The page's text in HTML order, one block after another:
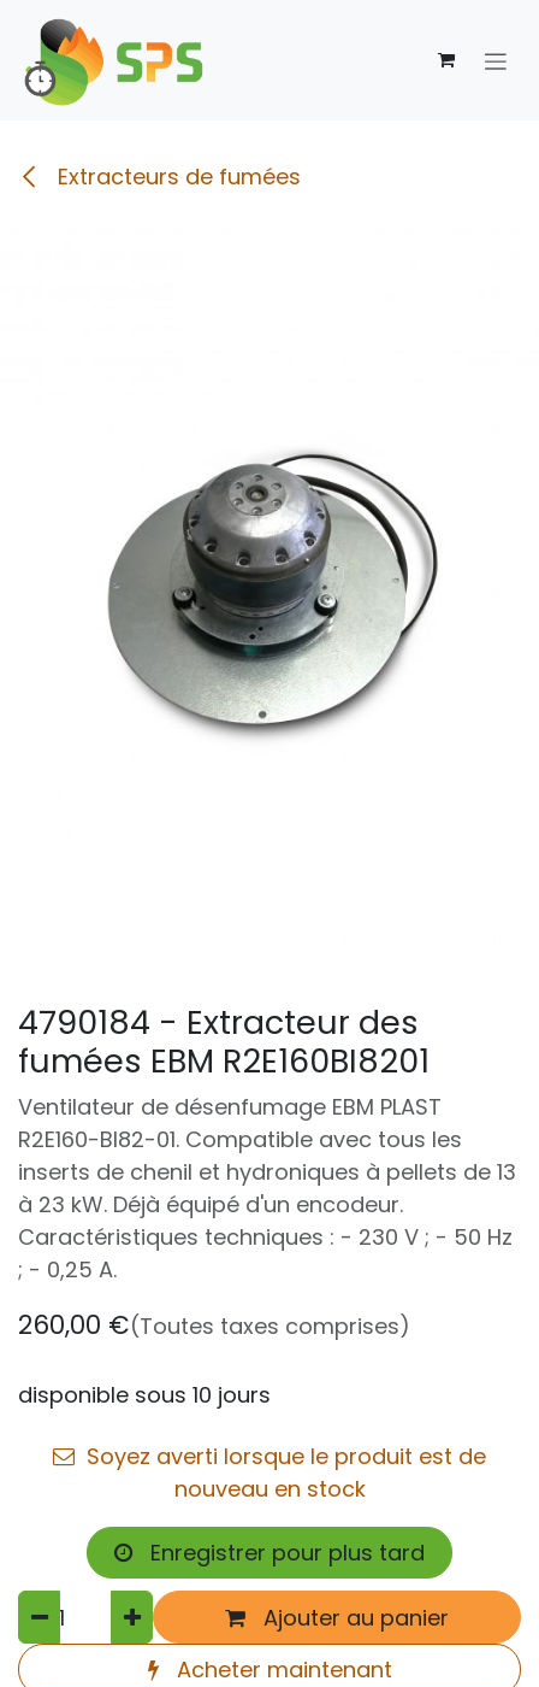
Se rendre au contenu
Extracteurs de fumées
4790184 - Extracteur des
fumées EBM R2E160BI8201
Ventilateur de désenfumage EBM PLAST
R2E160-BI82-01. Compatible avec tous les
inserts de chenil et hydroniques à pellets de 13
à 23 kW. Déjà équipé d'un encodeur.
Caractéristiques techniques : - 230 V ; - 50 Hz
; - 0,25 A.
260,00 €(Toutes taxes comprises)
disponible sous 10 jours
Soyez averti lorsque le produit est de
nouveau en stock
Enregistrer pour plus tard
Ajouter au panier
Acheter maintenant